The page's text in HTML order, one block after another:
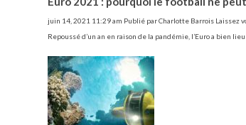
juin 14, 2021 11:29 am Publié parCharlotte Barrois Laissez
Repoussé d’un an en raison de la pandémie, l’Euro a bien